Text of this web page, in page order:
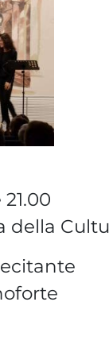
della